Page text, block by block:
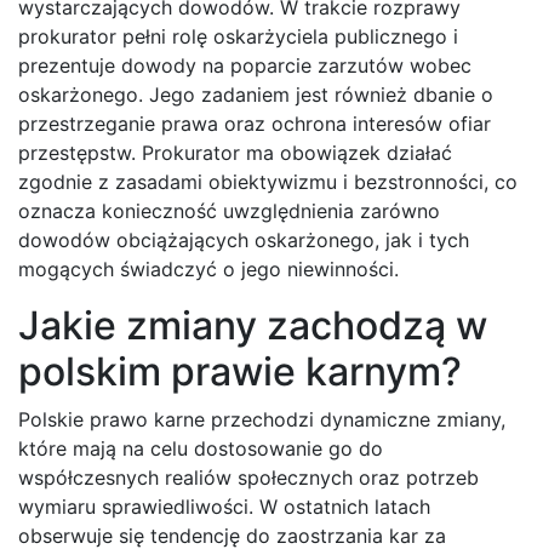
wystarczających dowodów. W trakcie rozprawy
prokurator pełni rolę oskarżyciela publicznego i
prezentuje dowody na poparcie zarzutów wobec
oskarżonego. Jego zadaniem jest również dbanie o
przestrzeganie prawa oraz ochrona interesów ofiar
przestępstw. Prokurator ma obowiązek działać
zgodnie z zasadami obiektywizmu i bezstronności, co
oznacza konieczność uwzględnienia zarówno
dowodów obciążających oskarżonego, jak i tych
mogących świadczyć o jego niewinności.
Jakie zmiany zachodzą w
polskim prawie karnym?
Polskie prawo karne przechodzi dynamiczne zmiany,
które mają na celu dostosowanie go do
współczesnych realiów społecznych oraz potrzeb
wymiaru sprawiedliwości. W ostatnich latach
obserwuje się tendencję do zaostrzania kar za